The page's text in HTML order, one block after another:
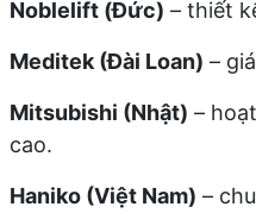
Noblelift (Đức) – thiết
Meditek (Đài Loan) –
Mitsubishi (Nhật) –
cao.
Haniko (Việt Nam) –